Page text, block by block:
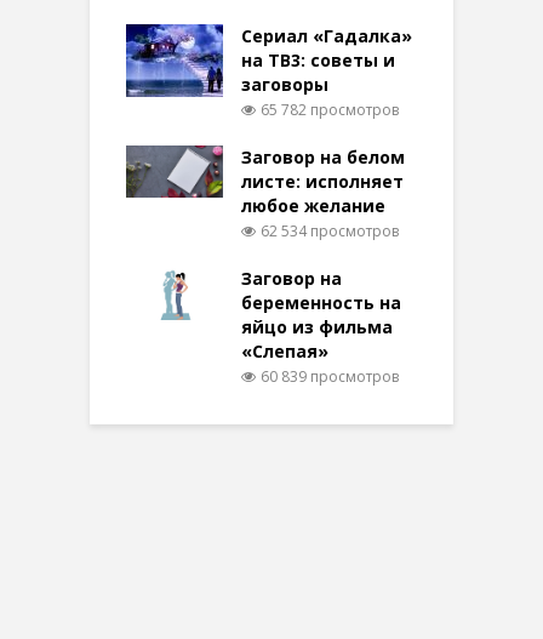
Сериал «Гадалка»
на ТВ3: советы и
заговоры
65 782 просмотров
Заговор на белом
листе: исполняет
любое желание
62 534 просмотров
Заговор на
беременность на
яйцо из фильма
«Слепая»
60 839 просмотров